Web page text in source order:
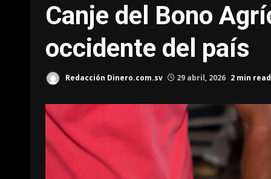
Canje del Bono
occidente del país
Redacción Dinero.com.sv 29 abril, 2026 2 min read